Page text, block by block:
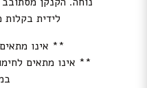
לידית בקלות
** אינו
** אינו מתאים